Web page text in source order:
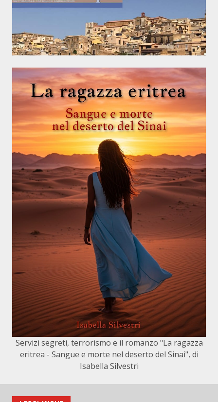
Servizi segreti, terrorismo e il romanzo "La ragazza
eritrea - Sangue e morte nel deserto del Sinai", di
Isabella Silvestri